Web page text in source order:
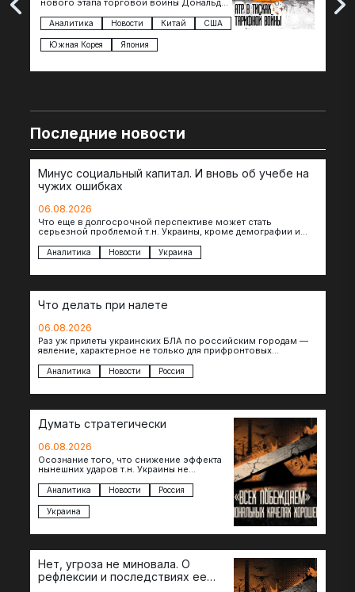
импорта из более 100 стран…
Аналитика Новости Китай США
Южная Корея Япония
Последние новости
Минус социальный капитал. И вновь об учебе на
чужих ошибках
06.08.2026
Что еще в долгосрочной перспективе может стать
серьезной проблемой т.н. Украины, кроме демографии и
которых будет…
Аналитика Новости Украина
Что делать при налете
06.08.2026
Раз уж прилеты украинских БЛА по российским городам —
явление, характерное не только для прифронтовых
Аналитика Новости Россия
Думать стратегически
06.08.2026
Осознание того, что снижение эффекта
нынешних ударов т.н. Украины не
возможностей — повод задаться
вопросом: что делать…
Аналитика Новости Россия
Украина
Нет, угроза не миновала. О
рефлексии и последствиях ее